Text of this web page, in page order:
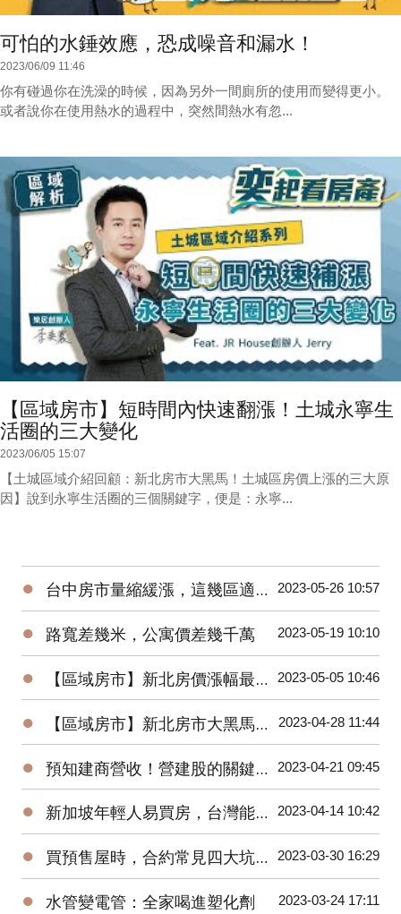
可怕的水錘效應，恐成噪音和漏水！
2023/06/09 11:46
你有碰過你在洗澡的時候，因為另外一間廁所的使用而變得更小。
或者說你在使用熱水的過程中，突然間熱水有忽...
【區域房市】短時間內快速翻漲！土城永寧生
活圈的三大變化
2023/06/05 15:07
【土城區域介紹回顧：新北房市大黑馬！土城區房價上漲的三大原
因】說到永寧生活圈的三個關鍵字，便是：永寧...
● 台中房市量縮緩漲，這幾區適合進場！台中海線 | 水湳 | 烏日 | 北屯 | 台中市政府 2023-05-26 10:57
● 路寬差幾米，公寓價差幾千萬 2023-05-19 10:10
● 【區域房市】新北房價漲幅最高–土城暫緩重劃區 2023-05-05 10:46
● 【區域房市】新北房市大黑馬！土城區房價上漲的三大原因？ 2023-04-28 11:44
● 預知建商營收！營建股的關鍵指標與操作秘訣 2023-04-21 09:45
● 新加坡年輕人易買房，台灣能借鏡？房市回溫？住商徐佳馨獨家分析 2023-04-14 10:42
● 買預售屋時，合約常見四大坑！你踩到了幾坑？ 2023-03-30 16:29
● 水管變電管：全家喝進塑化劑 2023-03-24 17:11